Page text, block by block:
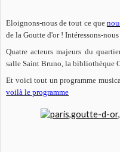
Eloignons-nous de tout ce que
de la Goutte d'or ! Intéressons-
Quatre acteurs majeurs du
salle Saint Bruno, la bibliothèque
Et voici tout un programme
voilà le programme